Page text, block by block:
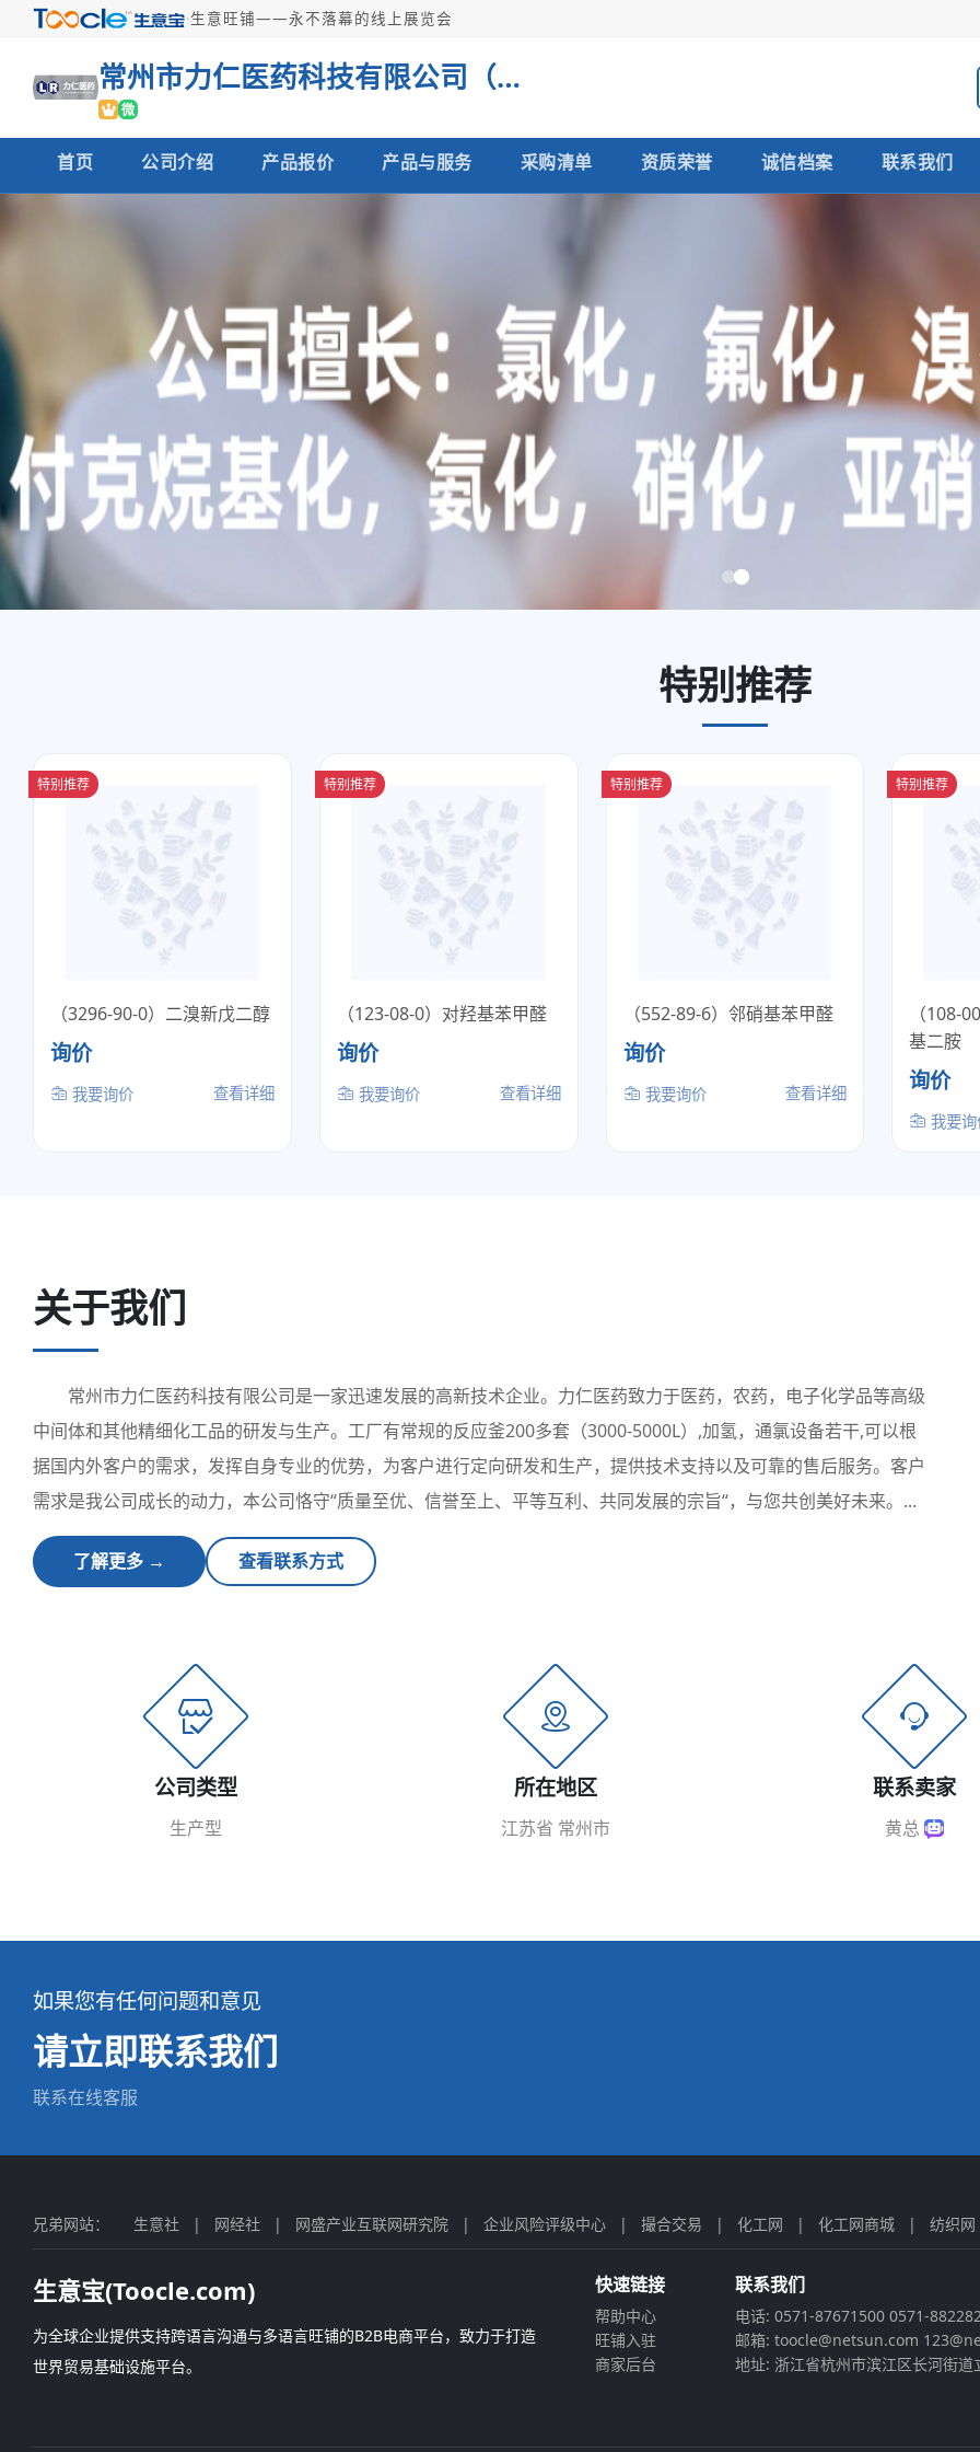
·生意旺铺——永不落幕的线上展览会
常州市力仁医药科技有限公司（生产型企业）
微
首页 公司介绍 产品报价 产品与服务 采购清单 资质荣誉 诚信档案 联系我们
特别推荐
特别推荐
（3296-90-0）二溴新戊二醇
询价
我要询价 查看详细
特别推荐
（123-08-0）对羟基苯甲醛
询价
我要询价 查看详细
特别推荐
（552-89-6）邻硝基苯甲醛
询价
我要询价 查看详细
特别推荐
（108-
基二胺
询价
我要
关于我们
常州市力仁医药科技有限公司是一家迅速发展的高新技术企业。力仁医药致力于医药，农药，电子化学品等高级
中间体和其他精细化工品的研发与生产。工厂有常规的反应釜200多套（3000-5000L）,加氢，通氯设备若干,可以根
据国内外客户的需求，发挥自身专业的优势，为客户进行定向研发和生产，提供技术支持以及可靠的售后服务。客户
需求是我公司成长的动力，本公司恪守“质量至优、信誉至上、平等互利、共同发展的宗旨“，与您共创美好未来。...
了解更多 → 查看联系方式
公司类型
生产型
所在地区
江苏省 常州市
联系卖家
黄总
如果您有任何问题和意见
请立即联系我们
联系在线客服
兄弟网站： 生意社 | 网经社 | 网盛产业互联网研究院 | 企业风险评级中心 | 撮合交易 | 化工网 | 化工网商城 | 纺织网
生意宝(Toocle.com)
为全球企业提供支持跨语言沟通与多语言旺铺的B2B电商平台，致力于打造
世界贸易基础设施平台。
快速链接
帮助中心
旺铺入驻
商家后台
联系我们
电话: 0571-87671500 0571-
邮箱: toocle@netsun.com
地址: 浙江省杭州市滨江区长河街